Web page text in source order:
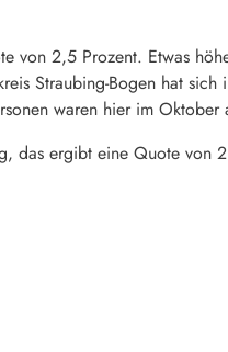
von 2,5 Prozent. Etwas
Straubing-Bogen hat sich
waren hier im Oktober
das ergibt eine Quote von